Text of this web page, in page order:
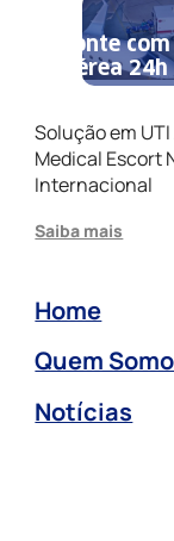
Conte com
Aérea 24h
Solução em
Medical Escort
Internacional
Saiba mais
Home
Quem
Notícias